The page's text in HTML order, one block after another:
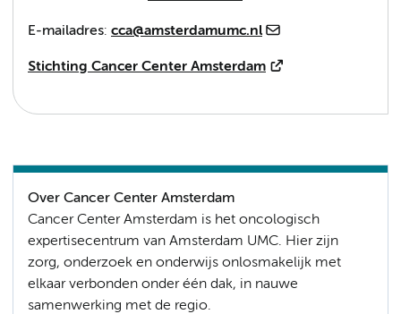
E-mailadres: cca@amsterdamumc.nl
Stichting Cancer Center Amsterdam
Over Cancer Center Amsterdam
Cancer Center Amsterdam is het oncologisch
expertisecentrum van Amsterdam UMC. Hier zijn
zorg, onderzoek en onderwijs onlosmakelijk met
elkaar verbonden onder één dak, in nauwe
samenwerking met de regio.